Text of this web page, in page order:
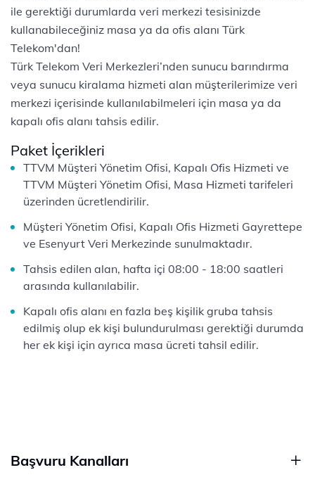
ile gerektiği durumlarda veri merkezi tesisinizde
kullanabileceğiniz masa ya da ofis alanı Türk
Telekom'dan!
Türk Telekom Veri Merkezleri’nden sunucu barındırma
veya sunucu kiralama hizmeti alan müşterilerimize veri
merkezi içerisinde kullanılabilmeleri için masa ya da
kapalı ofis alanı tahsis edilir.
Paket İçerikleri
TTVM Müşteri Yönetim Ofisi, Kapalı Ofis Hizmeti ve
TTVM Müşteri Yönetim Ofisi, Masa Hizmeti tarifeleri
üzerinden ücretlendirilir.
Müşteri Yönetim Ofisi, Kapalı Ofis Hizmeti Gayrettepe
ve Esenyurt Veri Merkezinde sunulmaktadır.
Tahsis edilen alan, hafta içi 08:00 - 18:00 saatleri
arasında kullanılabilir.
Kapalı ofis alanı en fazla beş kişilik gruba tahsis
edilmiş olup ek kişi bulundurulması gerektiği durumda
her ek kişi için ayrıca masa ücreti tahsil edilir.
Başvuru Kanalları